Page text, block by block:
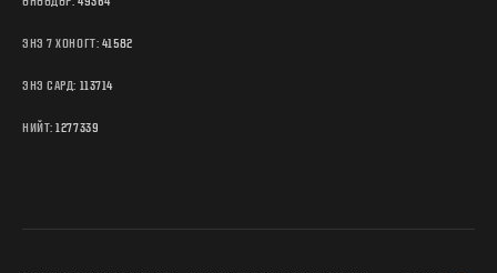
ЭНЭ 7 ХОНОГТ:41582
ЭНЭ САРД: 113714
НИЙТ:1277339